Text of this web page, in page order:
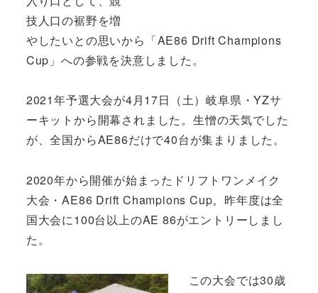
技人口の裾野を増
やしたいとの思いから「AE86 Drift Champions
Cup」への参戦を決意しました。
2021年予選大会が4月17日（土）岐阜県・YZサ
ーキットから開幕されました。生憎の天気でした
が、全国からAE86だけで40台が集まりました。
2020年から開催が始まったドリフトワンメイク
大会・AE86 Drift Champions Cup。昨年度は全
国大会に100台以上のAE 86がエントリーしまし
た。
この大会では30歳